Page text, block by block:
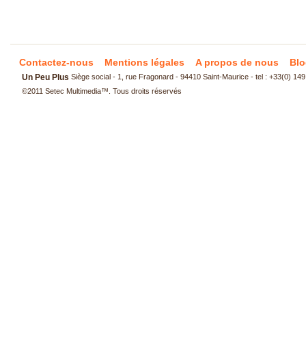
Contactez-nous Mentions légales A propos de nous
Un Peu Plus Siège social - 1, rue Fragonard - 94410 Saint-Maurice - tel : +33(0)
©2011 Setec Multimedia™. Tous droits réservés